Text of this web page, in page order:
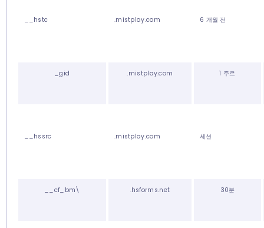
__hstc .mistplay.com 6 개월 전
_gid .mistplay.com 1 주르
__hssrc .mistplay.com 세션
__cf_bm\ .hsforms.net 30분